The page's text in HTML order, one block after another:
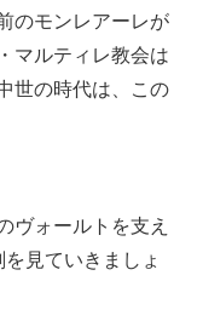
のモンレアーレが
マルティレ教会は
世の時代は、この
ヴォールトを支え
見ていきましょ